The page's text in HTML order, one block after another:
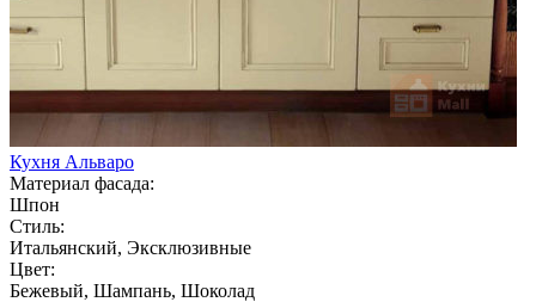
Кухня Альваро
Материал фасада:
Шпон
Стиль:
Итальянский, Эксклюзивные
Цвет:
Бежевый, Шампань, Шоколад